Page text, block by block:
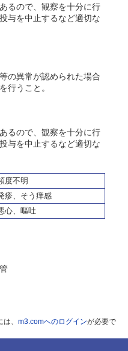
るので、観察を十分に行
与を中止するなど適切な
の異常が認められた場合
行うこと。
るので、観察を十分に行
与を中止するなど適切な
度不明
疹、そう痒感
心、嘔吐
、 m3.comへのログインが必要で